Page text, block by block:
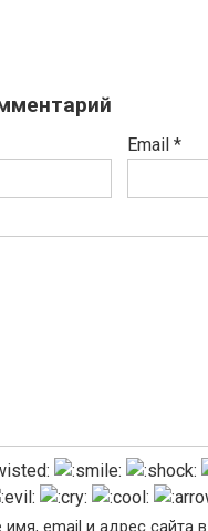
Email *
имя, email и адрес сайта